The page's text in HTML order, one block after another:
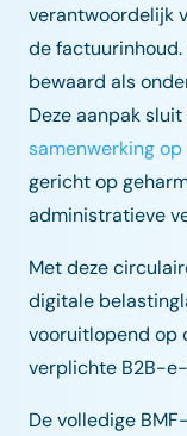
verantwoordelijk
de
bewaard als
Deze aanpak
samenwerking
gericht op
administratieve
Met deze
digitale
vooruitlopend op
verplichte B2B-
De volledige